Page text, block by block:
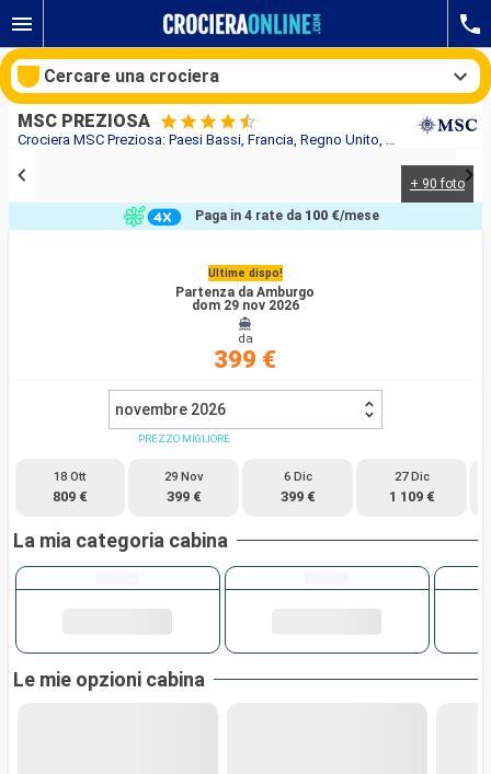
Crociera MSC Preziosa: Paesi Bassi, Francia, Regno Unito, Germania in partenza da Amburgo
MSC PREZIOSA
+ 90 foto
Ultime dispo!
Partenza da Amburgo
dom 29 nov 2026
da
399 €
Paga in 4 rate da100 €/mese
novembre 2026
18 Ott
809 €
PREZZO MIGLIORE
29 Nov
399 €
6 Dic
399 €
27 Dic
1 109 €
La mia categoria cabina
Le mie opzioni cabina
Cercare una crociera
Compagnie
Ricerca